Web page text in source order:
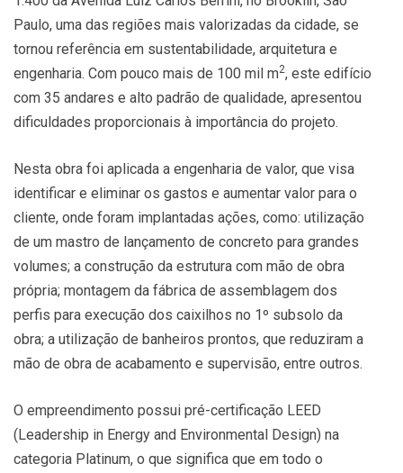
Paulo, uma das regiões mais valorizadas da cidade, se
tornou referência em sustentabilidade, arquitetura e
engenharia. Com pouco mais de 100 mil m2, este edifício
com 35 andares e alto padrão de qualidade, apresentou
dificuldades proporcionais à importância do projeto.
Nesta obra foi aplicada a engenharia de valor, que visa
identificar e eliminar os gastos e aumentar valor para o
cliente, onde foram implantadas ações, como: utilização
de um mastro de lançamento de concreto para grandes
volumes; a construção da estrutura com mão de obra
própria; montagem da fábrica de assemblagem dos
perfis para execução dos caixilhos no 1º subsolo da
obra; a utilização de banheiros prontos, que reduziram a
mão de obra de acabamento e supervisão, entre outros.
O empreendimento possui pré-certificação LEED
(Leadership in Energy and Environmental Design) na
categoria Platinum, o que significa que em todo o